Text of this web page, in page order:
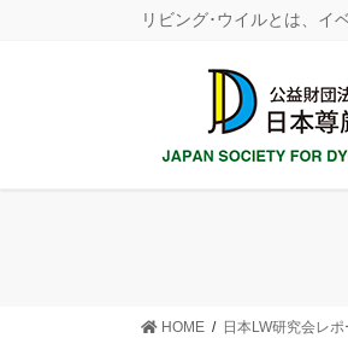
リビング･ウイルとは、イ
HOME 日本LW研究会レポ